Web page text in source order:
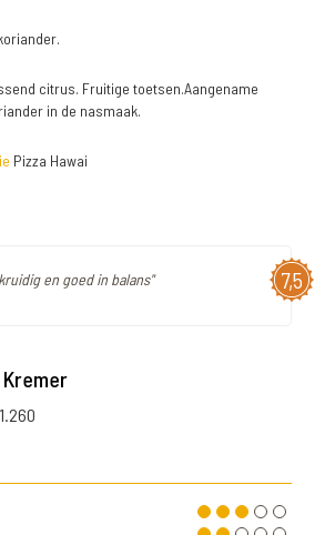
citrus. Fruitige toetsen.Aangename
in de nasmaak.
Pizza Hawai
7,5
en goed in balans"